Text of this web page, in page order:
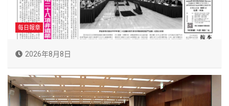
每日報章
2026年8月8日